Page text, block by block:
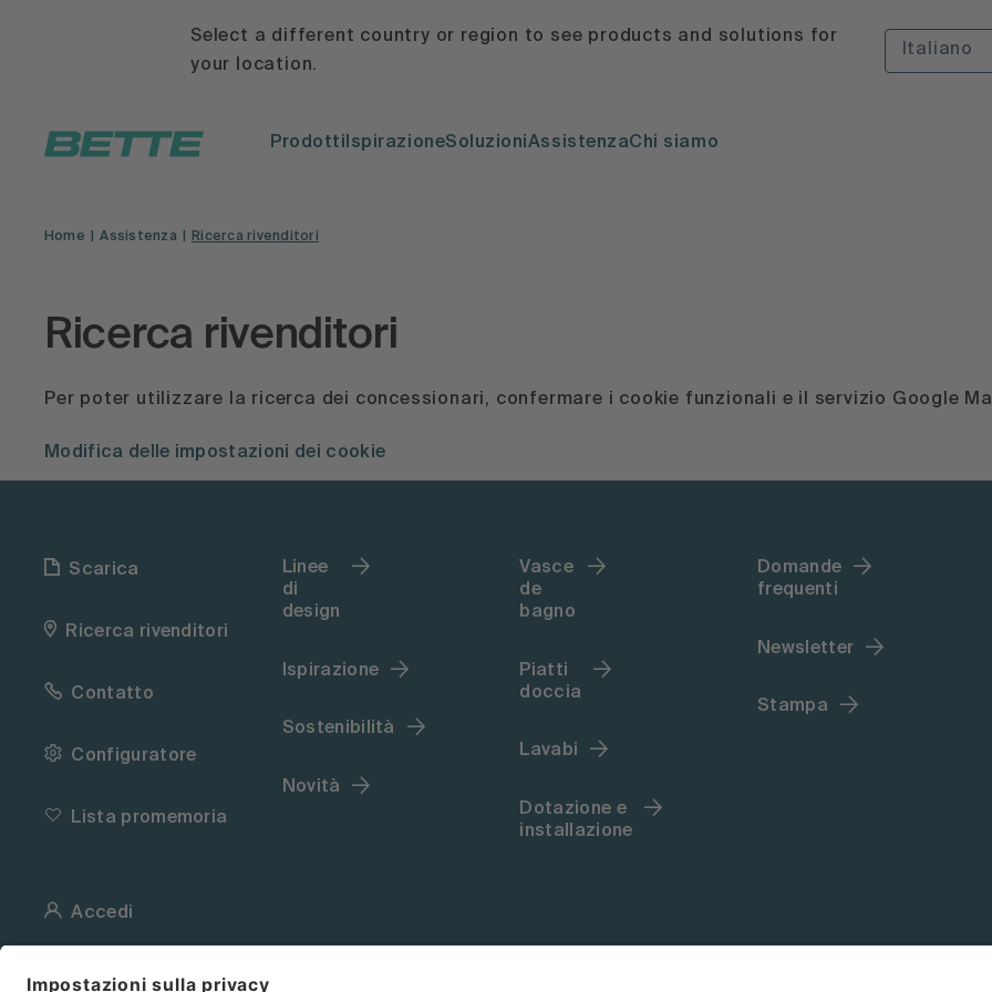
Select a different country or region to see products and solutions for
your location.
Italiano
ProdottiIspirazioneSoluzioniAssistenzaChi siamo
Home Assistenza Ricerca rivenditori
Ricerca rivenditori
Per poter utilizzare la ricerca dei concessionari, confermare i cookie funzionali e il servizio Google
Modifica delle impostazioni dei cookie
Scarica
Ricerca rivenditori
Contatto
Configuratore
Lista promemoria
Accedi
Linee
di
design
Ispirazione
Sostenibilità
Novità
Vasce
de
bagno
Piatti
doccia
Lavabi
Dotazione e
installazione
Domande
frequenti
Newsletter
Stampa